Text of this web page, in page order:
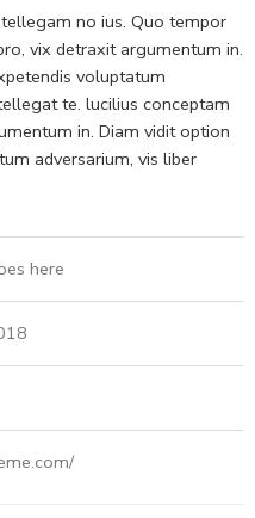
no ius. Quo tempor
vix detraxit argumentum in.
voluptatum
te. lucilius conceptam
in. Diam vidit option
adversarium, vis liber
here